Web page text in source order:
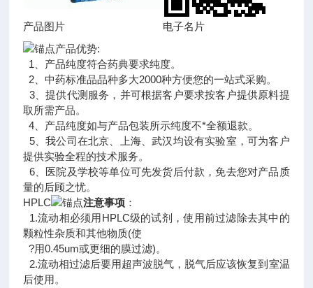
产品图片
电子名片
产品优势:
1、产品纯度符合药典要求纯度。
2、中药标准品品种多大2000种方便您的一站式采购。
3、提供代测服务，并可根据客户要求按客户提供原料提
取所需产品。
4、产品纯度如与产品包装所示纯度不*全额退款。
5、我公司在北京、上海、武汉均设有实验室，可为客户
提供实验全程的技术服务。
6、医院及学校等单位可先发货后付款，免去您对产品质
量的后顾之忧。
HPLC
注意事项 ：
1.流动相必须用HPLC级的试剂，使用前过滤除去其中的
颗粒性杂质和其他物质(使
?用0.45um或更细的膜过滤)。
2.流动相过滤后要用超声波脱气，脱气后应该恢复到室温
后使用。